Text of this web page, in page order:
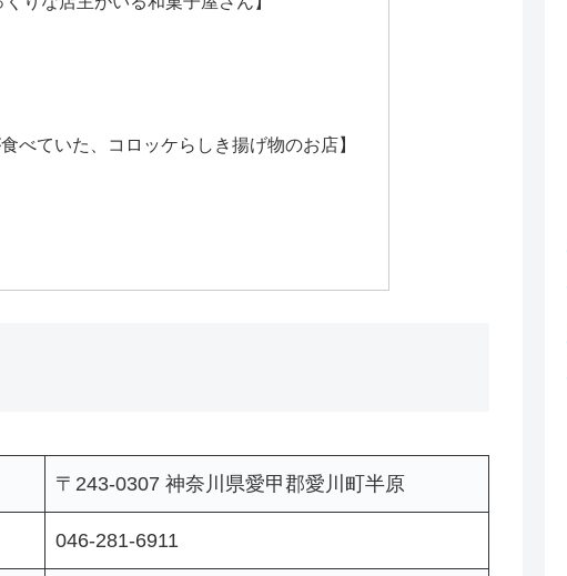
べていた、コロッケらしき揚げ物のお店】
〒243-0307 神奈川県愛甲郡愛川町半原
046-281-6911